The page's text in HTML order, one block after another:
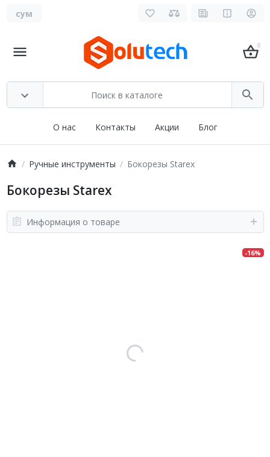
сум
0
О нас Контакты Акции Блог
Ручные инструменты Бокорезы Starex
Бокорезы Starex
Информация о товаре
-16%